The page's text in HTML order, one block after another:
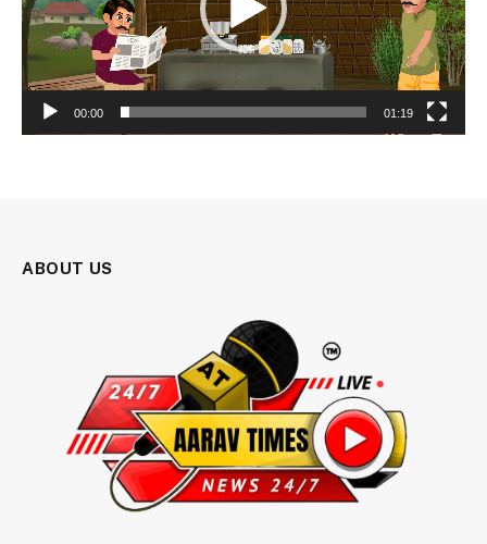
00:00 01:19
ABOUT US